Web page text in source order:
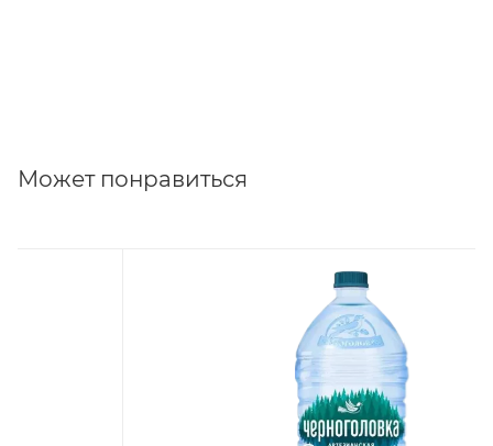
Может понравиться